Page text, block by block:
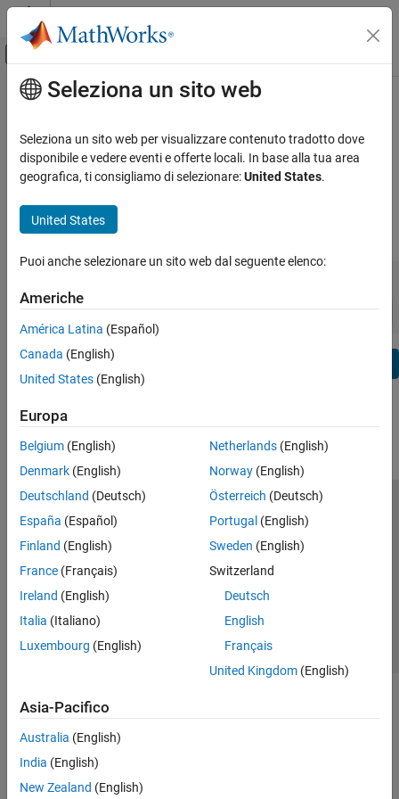
Vai al contenuto
Attiva/disattiva menu di navigazione
Visualizza per: Categoria
Using MATLAB
MATLAB Copilot
Simulink Copilot
Event-Based Modeling
Real-Time Simulation and Testing
Parallel Computing
Reporting and Database Access
Application Deployment
Verification, Validation, and Test
Cloud Capabilities
Teaching and Learning
Applications
AI and Statistics
Mathematics and Optimization
Control Systems
Test and Measurement
RF and Mixed Signal
Contenuto principale
Phased Array System Toolbox
Release Notes
Bug Reports | Bug Fixes expand all in page
| Release Range:
Text Filter: Phased Array System Toolbox Release Notes
Seleziona un sito web
Seleziona un sito web per visualizzare contenuto tradotto dove
disponibile e vedere eventi e offerte locali. In base alla tua area
geografica, ti consigliamo di selezionare:United States.
United States
Puoi anche selezionare un sito web dal seguente elenco:
Americhe
América Latina (Español)
Canada (English)
United States (English)
Europa
Belgium (English)
Denmark (English)
Deutschland (Deutsch)
España (Español)
Finland (English)
France (Français)
Ireland (English)
Italia (Italiano)
Luxembourg (English)
Netherlands(English)
Norway(English)
Österreich (Deutsch)
Portugal (English)
Sweden (English)
Switzerland
Deutsch
English
Français
United Kingdom(English)
Asia-Pacifico
Australia (English)
India (English)
New Zealand (English)
Centro di fiducia
Informativa sulla privacy
Antipirateria
Contatti
© 1994-2026 The MathWorks, Inc.